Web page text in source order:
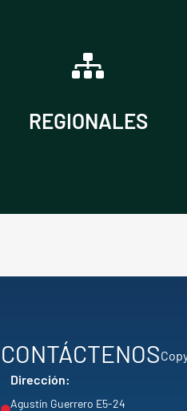
REGIONALES
las últimas noticias
VER NOTICIAS
CONTÁCTENOS
Dirección:
Agustín Guerrero E5-24